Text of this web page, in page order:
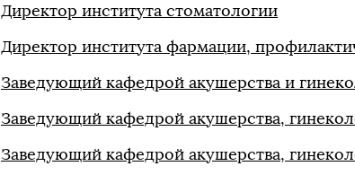
Директор института стоматологии
Директор института фармации,
Заведующий кафедрой акушерства и
Заведующий кафедрой акушерства,
Заведующий кафедрой акушерства,